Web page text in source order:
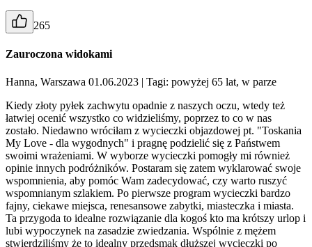
265
Zauroczona widokami
Hanna, Warszawa 01.06.2023 | Tagi: powyżej 65 lat, w parze
Kiedy złoty pyłek zachwytu opadnie z naszych oczu, wtedy też
łatwiej ocenić wszystko co widzieliśmy, poprzez to co w nas
zostało. Niedawno wróciłam z wycieczki objazdowej pt. "Toskania
My Love - dla wygodnych" i pragnę podzielić się z Państwem
swoimi wrażeniami. W wyborze wycieczki pomogły mi również
opinie innych podróżników. Postaram się zatem wyklarować swoje
wspomnienia, aby pomóc Wam zadecydować, czy warto ruszyć
wspomnianym szlakiem. Po pierwsze program wycieczki bardzo
fajny, ciekawe miejsca, renesansowe zabytki, miasteczka i miasta.
Ta przygoda to idealne rozwiązanie dla kogoś kto ma krótszy urlop i
lubi wypoczynek na zasadzie zwiedzania. Wspólnie z mężem
stwierdziliśmy że to idealny przedsmak dłuższej wycieczki po